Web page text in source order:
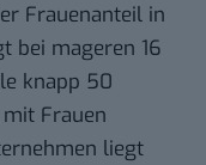
Frauenanteil in
bei mageren 16
knapp 50
Frauen
liegt